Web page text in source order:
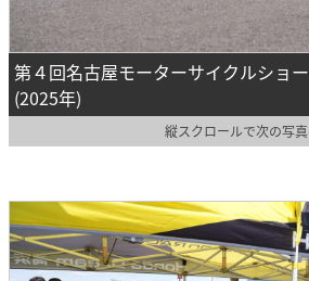
第４回名古屋モーターサイクルショ
(2025年)
縦スクロールで次の写